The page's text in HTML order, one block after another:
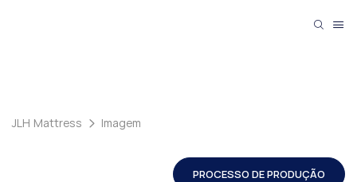
JLH Mattress Imagem
PROCESSO DE PRODUÇÃO